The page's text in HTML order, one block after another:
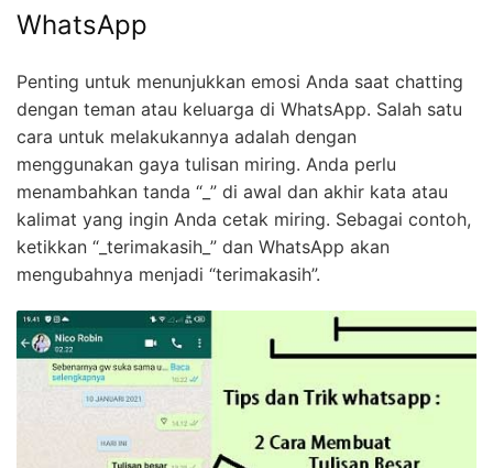
WhatsApp
Penting untuk menunjukkan emosi Anda saat chatting
dengan teman atau keluarga di WhatsApp. Salah satu
cara untuk melakukannya adalah dengan
menggunakan gaya tulisan miring. Anda perlu
menambahkan tanda “_” di awal dan akhir kata atau
kalimat yang ingin Anda cetak miring. Sebagai contoh,
ketikkan “_terimakasih_” dan WhatsApp akan
mengubahnya menjadi “terimakasih”.